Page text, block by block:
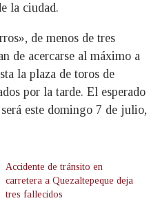
la ciudad.
de menos de tres
de acercarse al máximo a
la plaza de toros de
por la tarde. El esperado
este domingo 7 de julio,
Accidente de tránsito en
carretera a Quezaltepeque deja
tres fallecidos